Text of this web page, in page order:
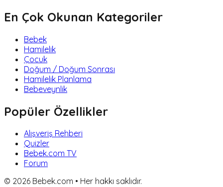
En Çok Okunan Kategoriler
Bebek
Hamilelik
Çocuk
Doğum / Doğum Sonrası
Hamilelik Planlama
Bebeveynlik
Popüler Özellikler
Alışveriş Rehberi
Quizler
Bebek.com TV
Forum
© 2026 Bebek.com • Her hakkı saklıdır.